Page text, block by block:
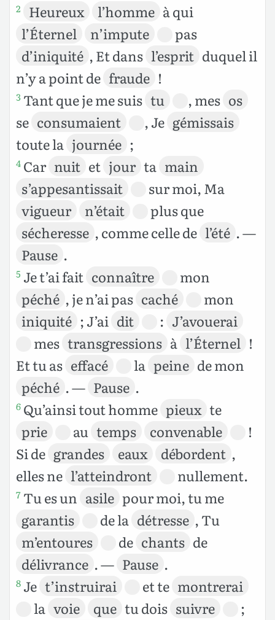
2 Heureux l’homme à qui
l’Éternel
n’impute
pas
d’iniquité , Et dans l’esprit duquel il
n’y a point de fraude !
3 Tant que je me suis tu , mes os
se consumaient , Je gémissais
toute la journée ;
4 Car nuit et jour ta main
s’appesantissait
sur moi, Ma
vigueur
n’était
plus que
sécheresse , comme celle de l’été . —
Pause .
5 Je t’ai fait connaître
mon
péché , je n’ai pas caché
mon
iniquité ; J’ai dit : J’avouerai
mes transgressions à l’Éternel !
Et tu as effacé la peine de mon
péché . — Pause .
6 Qu’ainsi tout homme pieux te
prie
au temps convenable
!
Si de grandes eaux débordent ,
elles ne l’atteindront nullement.
7 Tu es un asile pour moi, tu me
garantis
de la détresse , Tu
m’entoures
de chants de
délivrance . — Pause .
8 Je t’instruirai et te montrerai
la voie que tu dois suivre
;